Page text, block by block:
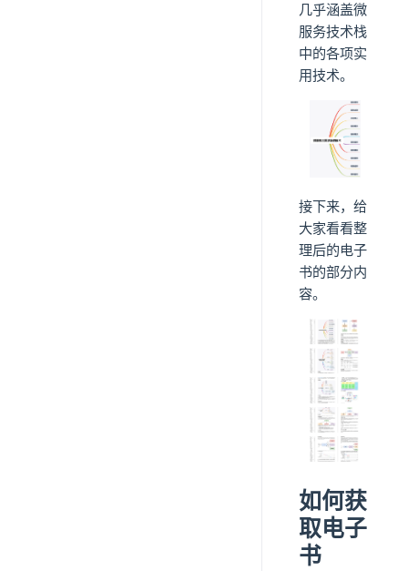
几乎涵盖微
服务技术栈
中的各项实
用技术。
接下来，给
大家看看整
理后的电子
书的部分内
容。
如何获
取电子
书